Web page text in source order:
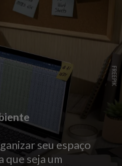
FREEPIK
seu espaço
que seja um